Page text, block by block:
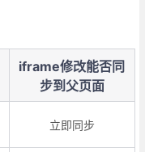
iframe修改能否同
步到父页面
立即同步